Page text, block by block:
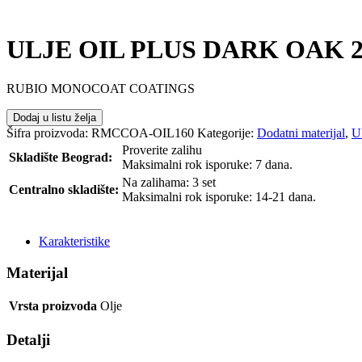
ULJE OIL PLUS DARK OAK
RUBIO MONOCOAT COATINGS
Dodaj u listu želja
Šifra proizvoda: RMCCOA-OIL160 Kategorije: Dodatni materijal,
Skladište Beograd:
Proverite zalihu
Maksimalni rok isporuke: 7 dana.
Centralno skladište:
Na zalihama: 3 set
Maksimalni rok isporuke: 14-21 dana.
Karakteristike
Materijal
Vrsta proizvoda Olje
Detalji